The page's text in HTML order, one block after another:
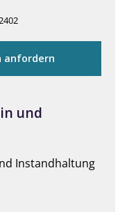
anfordern
und
Instandhaltung